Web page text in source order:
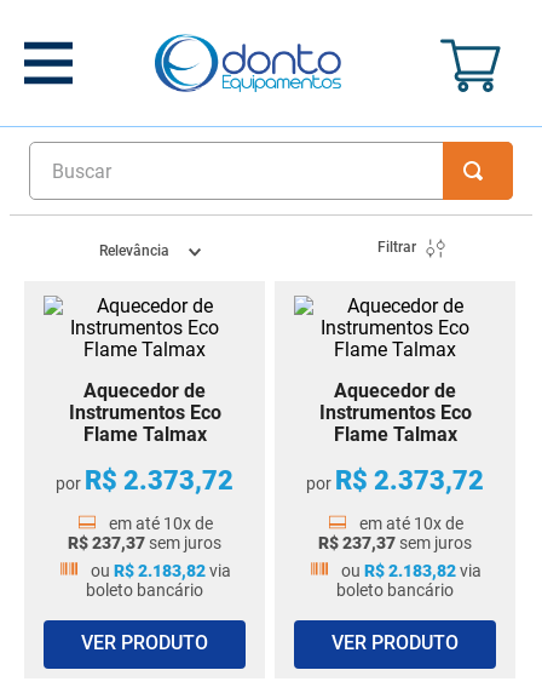
Buscar
Relevância Filtrar
Aquecedor de
Instrumentos Eco
Flame Talmax
por R$ 2.373,72
em até 10x de
R$237,37 sem juros
ou R$ 2.183,82via
boleto bancário
VER PRODUTO
Aquecedor de
Instrumentos Eco
Flame Talmax
por R$ 2.373,72
em até 10x de
R$237,37 sem juros
ou R$ 2.183,82via
boleto bancário
VER PRODUTO